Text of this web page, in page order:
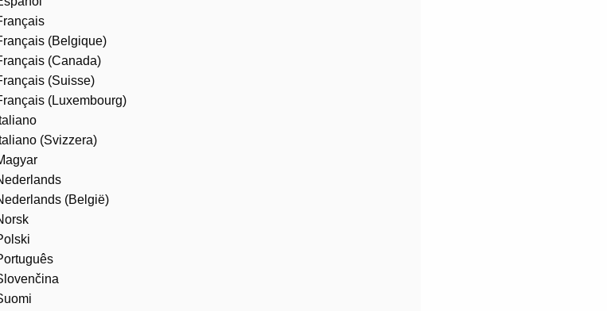
(Belgique)
(Canada)
(Suisse)
(Luxembourg)
(Svizzera)
(België)